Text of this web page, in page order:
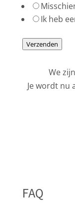
Ik heb
Verzenden
We
Je wordt nu
FAQ